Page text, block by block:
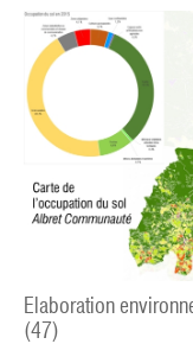
Elaboration
(47)